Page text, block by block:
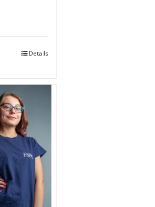
Details